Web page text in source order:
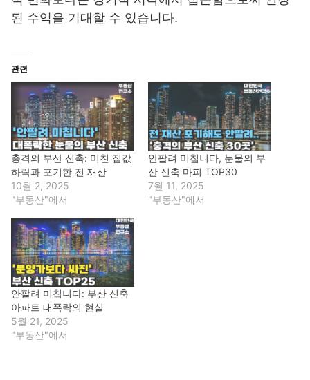
된 수익을 기대할 수 있습니다.
관련
충격의 부산 신축: 미친 집값
하락과 포기한 전 재산
10월 2, 2025
"부동산"에서
안팔려 미칩니다, 눈물의 부
산 신축 마피 TOP30
7월 11, 2025
"부동산"에서
안팔려 미칩니다: 부산 신축
아파트 대폭락의 현실
5월 21, 2025
"부동산"에서